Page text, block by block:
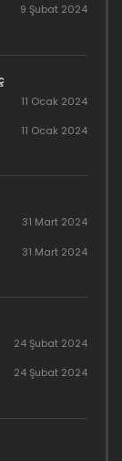
9 Şubat 2024
11 Ocak 2024
11 Ocak 2024
31 Mart 2024
31 Mart 2024
24 Şubat 2024
24 Şubat 2024